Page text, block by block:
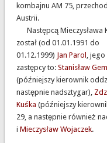
kombajnu AM 75,
Austrii.
Następcą Mieczysława
został (od 01.01.1991 do
01.12.1999) Jan Parol
,
zastępcy to: Stanisław
(późniejszy kierownik
następnie nadsztygar),
Kuśka (późniejszy
29, a następnie również
i Mieczysław Wojaczek.